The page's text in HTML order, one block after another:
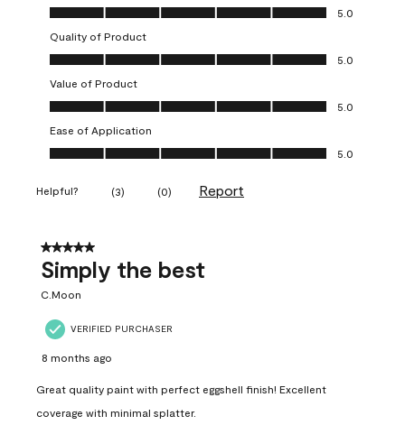
Overall Appearance, 5.0 out of 5
5.0
Quality of Product
Quality of Product, 5.0 out of 5
5.0
Value of Product
Value of Product, 5.0 out of 5
5.0
Ease of Application
Ease of Application, 5.0 out of 5
5.0
Helpful? (3) (0) Report
5 out of 5 stars.
Simply the best
C.Moon
VERIFIED PURCHASER
8 months ago
Great quality paint with perfect eggshell finish! Excellent
coverage with minimal splatter.